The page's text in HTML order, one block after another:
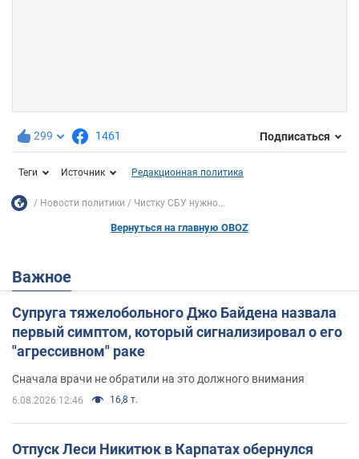
299 1461 Подписаться
Теги Источник Редакционная политика
Новости политики Чистку СБУ нужно...
Вернуться на главную OBOZ
Важное
Супруга тяжелобольного Джо Байдена назвала
первый симптом, который сигнализировал о его
"агрессивном" раке
Сначала врачи не обратили на это должного внимания
6.08.2026 12:46 16,8 т.
Отпуск Леси Никитюк в Карпатах обернулся